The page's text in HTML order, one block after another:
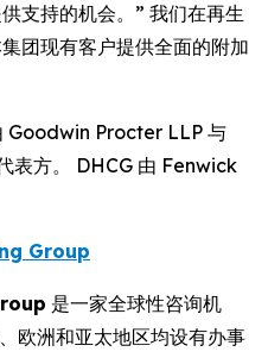
支持的机会。” 我们在再生
团现有客户提供全面的附加
Goodwin Procter LLP 与
表方。 DHCG 由 Fenwick
Group
是一家全球性咨询机
欧洲和亚太地区均设有办事